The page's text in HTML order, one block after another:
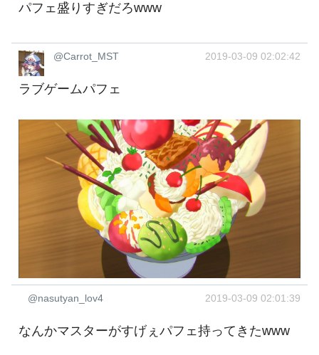
パフェ盛りすぎだろwww
@Carrot_MST 2019-03-09 02:02:42
ラブゲームパフェ
@nasutyan_lov4 2019-03-09 02:01:39
なんかマスターがすげぇパフェ持ってきたwww